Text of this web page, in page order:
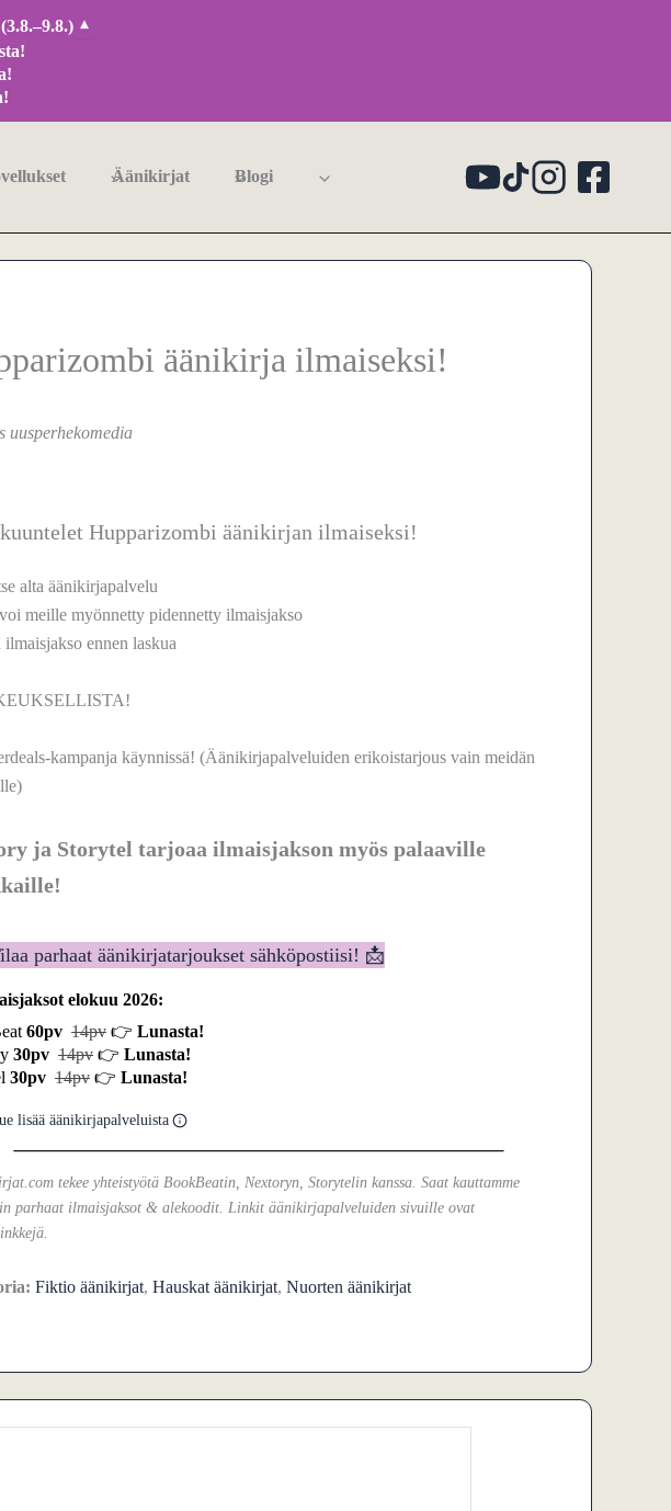
▾
Äänikirjat Blogi
äänikirja ilmaiseksi!
uusperhekomedia
Hupparizombi äänikirjan ilmaiseksi!
alta äänikirjapalvelu
meille myönnetty pidennetty ilmaisjakso
ilmaisjakso ennen laskua
kampanja käynnissä! (Äänikirjapalveluiden erikoistarjous vain meidän
ja Storytel tarjoaa ilmaisjakson myös palaaville
parhaat äänikirjatarjoukset sähköpostiisi! 📩
elokuu 2026:
60pv 14pv 👉 Lunasta!
30pv 14pv 👉 Lunasta!
30pv 14pv 👉 Lunasta!
lisää äänikirjapalveluista
tekee yhteistyötä BookBeatin, Nextoryn, Storytelin kanssa. Saat kauttamme
parhaat ilmaisjaksot & alekoodit. Linkit äänikirjapalveluiden sivuille ovat
Fiktio äänikirjat, Hauskat äänikirjat, Nuorten äänikirjat